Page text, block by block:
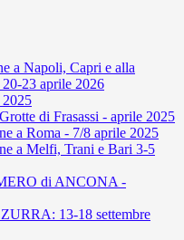
a Napoli, Capri e alla
23 aprile 2026
2025
di Frasassi - aprile 2025
a Roma - 7/8 aprile 2025
a Melfi, Trani e Bari 3-5
di ANCONA -
13-18 settembre